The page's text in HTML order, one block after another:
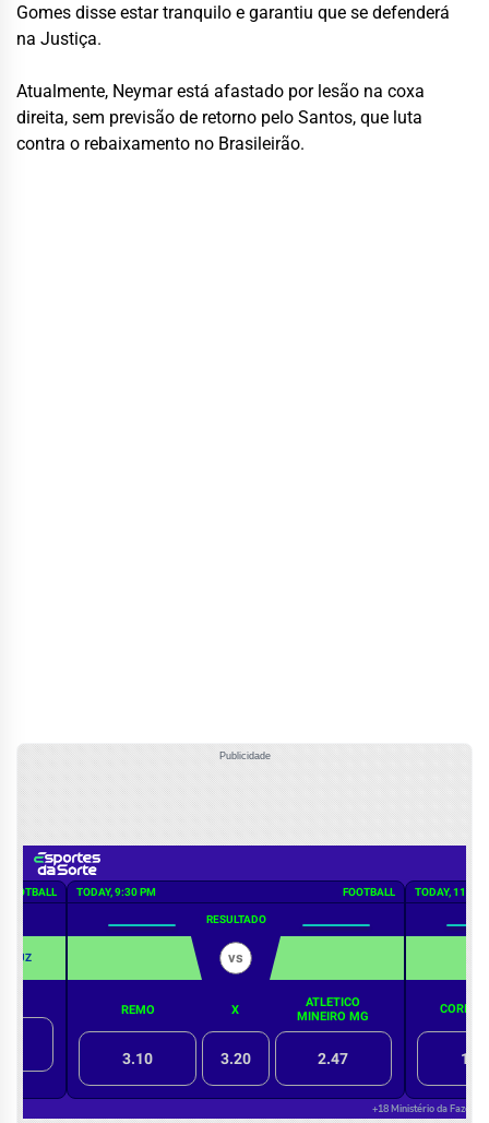
Gomes disse estar tranquilo e garantiu que se defenderá
na Justiça.
Atualmente, Neymar está afastado por lesão na coxa
direita, sem previsão de retorno pelo Santos, que luta
contra o rebaixamento no Brasileirão.
Publicidade